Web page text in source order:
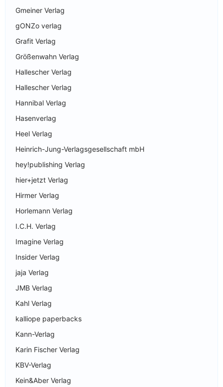
Gmeiner Verlag
gONZo verlag
Grafit Verlag
Größenwahn Verlag
Hallescher Verlag
Hallescher Verlag
Hannibal Verlag
Hasenverlag
Heel Verlag
Heinrich-Jung-Verlagsgesellschaft mbH
hey!publishing Verlag
hier+jetzt Verlag
Hirmer Verlag
Horlemann Verlag
I.C.H. Verlag
Imagine Verlag
Insider Verlag
jaja Verlag
JMB Verlag
Kahl Verlag
kalliope paperbacks
Kann-Verlag
Karin Fischer Verlag
KBV-Verlag
Kein&Aber Verlag